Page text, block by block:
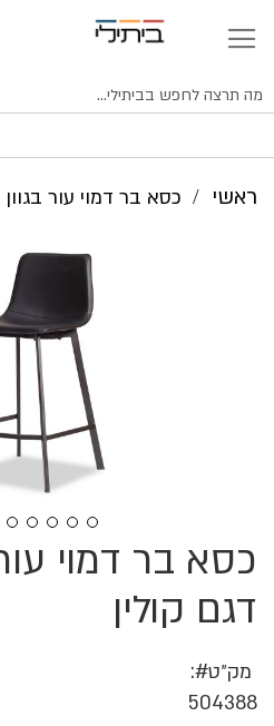
ראשי כסא בר דמוי עור
כסא בר דמוי
דגם קולין
מק״ט
504388
לדלג
להתחלה
גלריית